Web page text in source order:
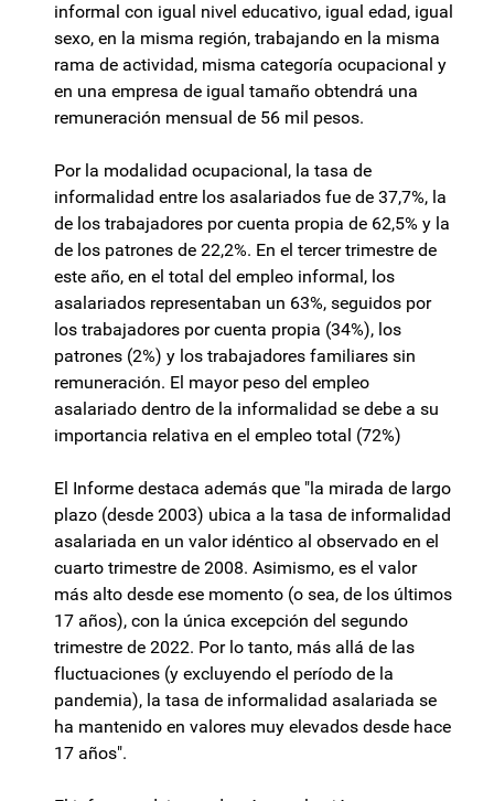
informal con igual nivel educativo, igual edad, igual
sexo, en la misma región, trabajando en la misma
rama de actividad, misma categoría ocupacional y
en una empresa de igual tamaño obtendrá una
remuneración mensual de 56 mil pesos.
Por la modalidad ocupacional, la tasa de
informalidad entre los asalariados fue de 37,7%, la
de los trabajadores por cuenta propia de 62,5% y la
de los patrones de 22,2%. En el tercer trimestre de
este año, en el total del empleo informal, los
asalariados representaban un 63%, seguidos por
los trabajadores por cuenta propia (34%), los
patrones (2%) y los trabajadores familiares sin
remuneración. El mayor peso del empleo
asalariado dentro de la informalidad se debe a su
importancia relativa en el empleo total (72%)
El Informe destaca además que "la mirada de largo
plazo (desde 2003) ubica a la tasa de informalidad
asalariada en un valor idéntico al observado en el
cuarto trimestre de 2008. Asimismo, es el valor
más alto desde ese momento (o sea, de los últimos
17 años), con la única excepción del segundo
trimestre de 2022. Por lo tanto, más allá de las
fluctuaciones (y excluyendo el período de la
pandemia), la tasa de informalidad asalariada se
ha mantenido en valores muy elevados desde hace
17 años".